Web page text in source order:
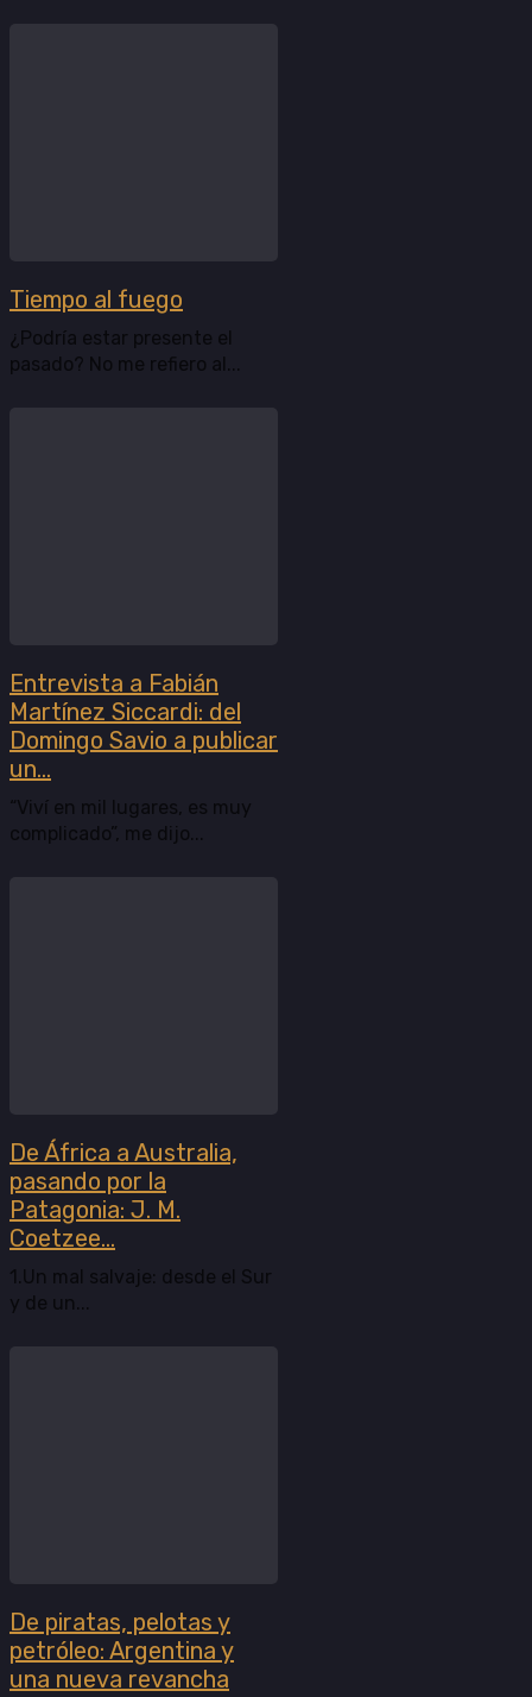
Tiempo al fuego
¿Podría estar presente el
pasado? No me refiero al...
Entrevista a Fabián
Martínez Siccardi: del
Domingo Savio a publicar
un...
“Viví en mil lugares, es muy
complicado”, me dijo...
De África a Australia,
pasando por la
Patagonia: J. M.
Coetzee...
1.Un mal salvaje: desde el Sur
y de un...
De piratas, pelotas y
petróleo: Argentina y
una nueva revancha